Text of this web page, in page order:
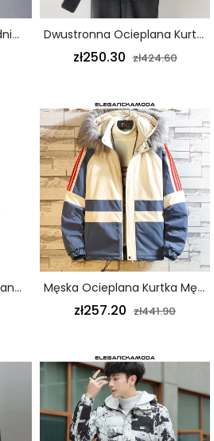
Garnitur Dla Taty W Średnim Wieku Biznesowy Krótka Ocieplana Kurtka Męska Ciemnoniebieska Dwustronna Ocieplana Kurtka Męska Płaszcz Z Owczej Wełny Luźny I Wygodny Czarny
zł250.30 zł424.60
Męska Ocieplana Ocieplana Kurtka Męska Z Kapturem Regulowana Czarna Męska Ocieplana Kurtka Męska Z Luźnym Futrzanym Kołnierzem I Luźnym Kołnierzem
zł257.20 zł441.90